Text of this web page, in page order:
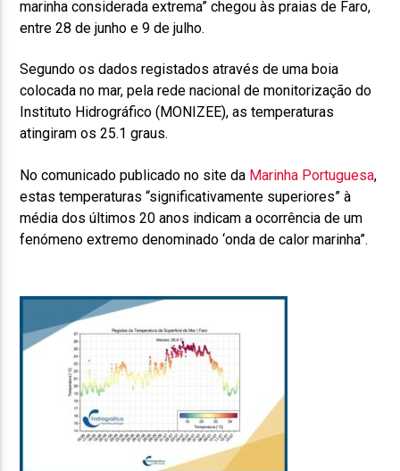
marinha considerada extrema” chegou às praias de Faro,
entre 28 de junho e 9 de julho.
Segundo os dados registados através de uma boia
colocada no mar, pela rede nacional de monitorização do
Instituto Hidrográfico (MONIZEE), as temperaturas
atingiram os 25.1 graus.
No comunicado publicado no site da Marinha Portuguesa,
estas temperaturas “significativamente superiores” à
média dos últimos 20 anos indicam a ocorrência de um
fenómeno extremo denominado ‘onda de calor marinha”.